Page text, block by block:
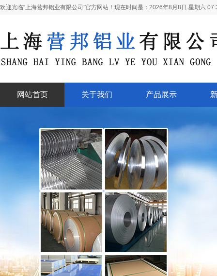
欢迎光临“上海营邦铝业有限公司”官方网站！现在时间是： 2026年8月8日 星期六
网站首页 关于我们 产品展示